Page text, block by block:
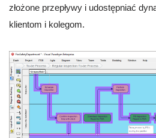
złożone przepływy i udostępniać
klientom i kolegom.